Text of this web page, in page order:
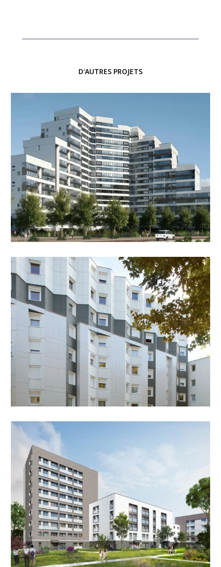
D'AUTRES PROJETS